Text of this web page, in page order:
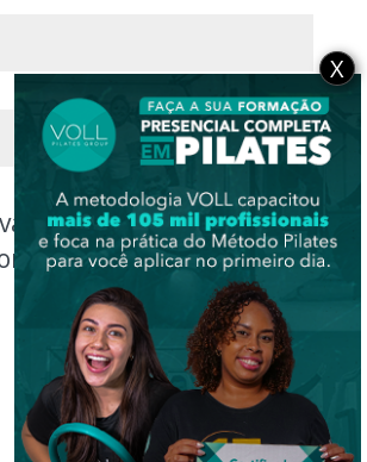
meus dados neste
para a próxima vez que
eu comentar.
X